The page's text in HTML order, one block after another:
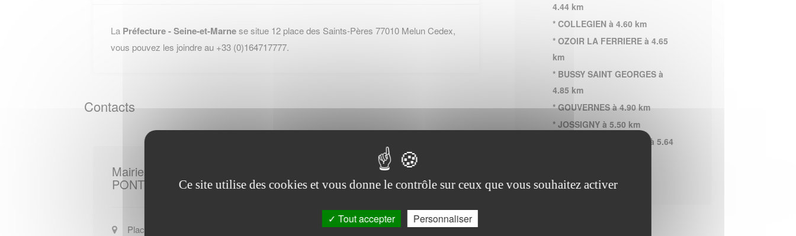
La Préfecture - Seine-et-Marnese situe 12 place des Saints-Pères 77010 Melun Cedex,
vous pouvez les joindre au +33 (0)164717777.
Contacts
Mairie de
PONTCARRE
Place Jean-Moulin
Office de tourisme de
Pontcarré
2 rue du chemin de fer
4.44 km
* COLLEGIEN à 4.60 km
* OZOIR LA FERRIERE à 4.65
km
* BUSSY SAINT GEORGES à
4.85 km
* GOUVERNES à 4.90 km
* JOSSIGNY à 5.50 km
* BUSSY SAINT MARTIN à 5.64
Ce site utilise des cookies et vous donne le contrôle sur ceux que vous souhaitez activer
Tout accepter Personnaliser